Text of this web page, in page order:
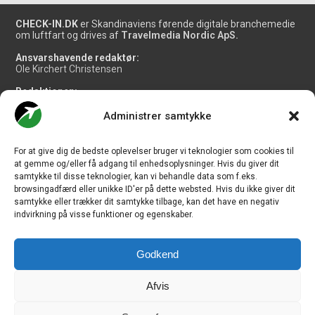
Administrer samtykke
For at give dig de bedste oplevelser bruger vi teknologier som cookies til
at gemme og/eller få adgang til enhedsoplysninger. Hvis du giver dit
samtykke til disse teknologier, kan vi behandle data som f.eks.
browsingadfærd eller unikke ID'er på dette websted. Hvis du ikke giver dit
samtykke eller trækker dit samtykke tilbage, kan det have en negativ
indvirkning på visse funktioner og egenskaber.
Godkend
Afvis
CHECK-IN.DK er Skandinaviens førende digitale branchemedie
om luftfart og drives af Travelmedia Nordic ApS.
Ansvarshavende redaktør:
Ole Kirchert Christensen
Redaktionen:
Christian Granhøj Skouboe
Henrik Baumgarten
Danny Longhi Andreasen
Salg og jobannoncer:
salg@travelmedianordic.com
Vi tager ansvar for indholdet og er tilmeldt